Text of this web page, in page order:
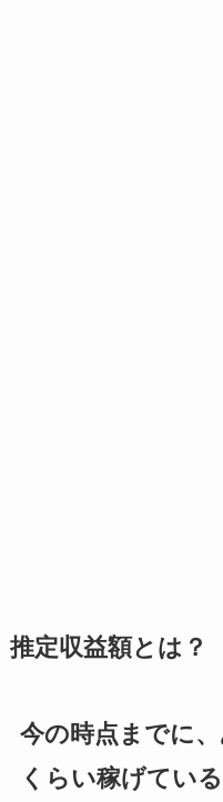
推定収益額とは？
今の時点までに
くらい稼げてい